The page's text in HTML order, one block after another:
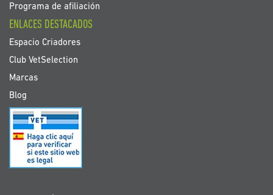
Programa de afiliación
ENLACES DESTACADOS
Espacio Criadores
Club VetSelection
Marcas
Blog